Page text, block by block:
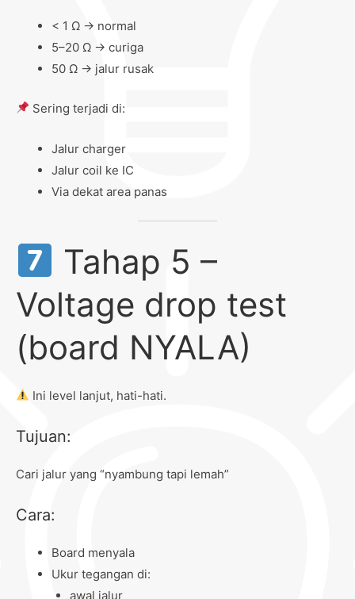
< 1 Ω → normal
5–20 Ω → curiga
50 Ω → jalur rusak
Sering terjadi di:
Jalur charger
Jalur coil ke IC
Via dekat area panas
Tahap 5 –
Voltage drop test
(board NYALA)
Ini level lanjut, hati-hati.
Tujuan:
Cari jalur yang “nyambung tapi lemah”
Cara:
Board menyala
Ukur tegangan di:
awal jalur